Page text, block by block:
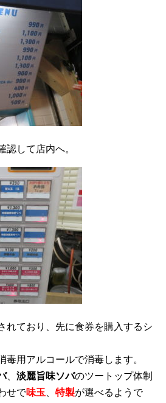
認して店内へ。
れており、先に食券を購入するシ
毒用アルコールで消毒します。
、 淡麗旨味ソバのツートップ体制
せで味玉 特製が選べるようで